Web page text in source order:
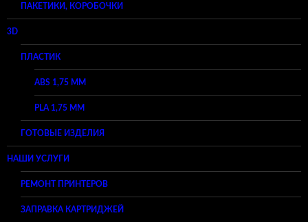
ПАКЕТИКИ, КОРОБОЧКИ
3D
ПЛАСТИК
ABS 1,75 ММ
PLA 1,75 ММ
ГОТОВЫЕ ИЗДЕЛИЯ
НАШИ УСЛУГИ
РЕМОНТ ПРИНТЕРОВ
ЗАПРАВКА КАРТРИДЖЕЙ